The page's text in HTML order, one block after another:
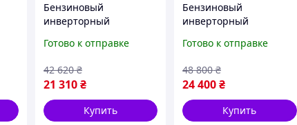
Бензиновый
инверторный
INV3500 3.0 3.5 кВт
электропитание для
бытовой и
профессиональной
техники
Готово к отправке
21 310₴
42 620 ₴
Купить
Бензиновый
инверторный
VK10500iS 3.0 3.2 кВт
электростанция для
дома, кемпинга и
аварийного питания
Готово к отправке
24 400₴
48 800 ₴
Купить